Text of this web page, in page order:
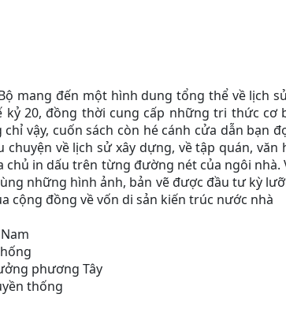
mang đến một hình dung tổng thể về lịch
20, đồng thời cung cấp những tri thức cơ
vậy, cuốn sách còn hé cánh cửa dẫn bạn
về lịch sử xây dựng, về tập quán, văn
chủ in dấu trên từng đường nét của ngôi
những hình ảnh, bản vẽ được đầu tư kỳ
cộng đồng về vốn di sản kiến trúc nước nhà
phương Tây
thống